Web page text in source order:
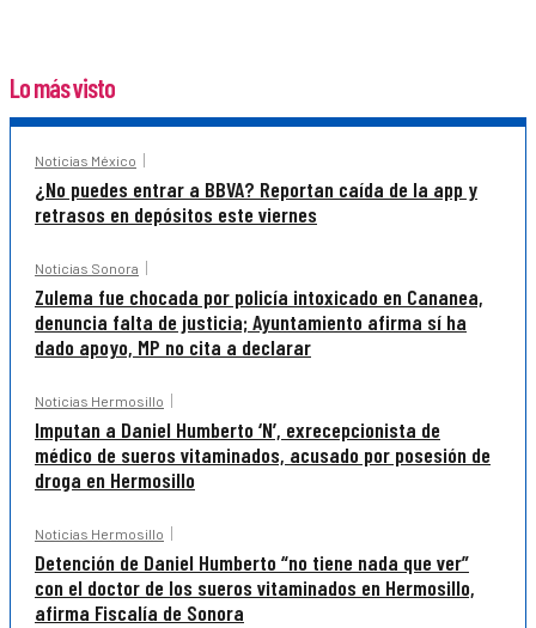
Lo más visto
Noticias México
¿No puedes entrar a BBVA? Reportan caída de la app y
retrasos en depósitos este viernes
Noticias Sonora
Zulema fue chocada por policía intoxicado en Cananea,
denuncia falta de justicia; Ayuntamiento afirma sí ha
dado apoyo, MP no cita a declarar
Noticias Hermosillo
Imputan a Daniel Humberto ‘N’, exrecepcionista de
médico de sueros vitaminados, acusado por posesión de
droga en Hermosillo
Noticias Hermosillo
Detención de Daniel Humberto “no tiene nada que ver”
con el doctor de los sueros vitaminados en Hermosillo,
afirma Fiscalía de Sonora